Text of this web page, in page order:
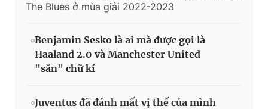
The Blues ở mùa giải 2022-2023
Benjamin Sesko là ai mà được gọi là
Haaland 2.0 và Manchester United
"săn" chữ kí
Juventus đã đánh mất vị thế của mình